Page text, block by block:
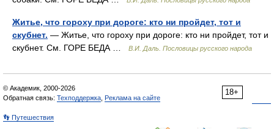
Житье, что гороху при дороге: кто ни пройдет, тот и
скубнет. — Житье, что гороху при дороге: кто ни пройдет, тот и
скубнет. См. ГОРЕ БЕДА …
В.И. Даль. Пословицы русского народа
18+
© Академик, 2000-2026
Обратная связь: Техподдержка Реклама на сайте
👣 Путешествия